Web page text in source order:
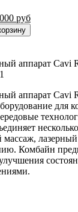
руб
аппарат Cavi
аппарат Cavi
для
Комбайн